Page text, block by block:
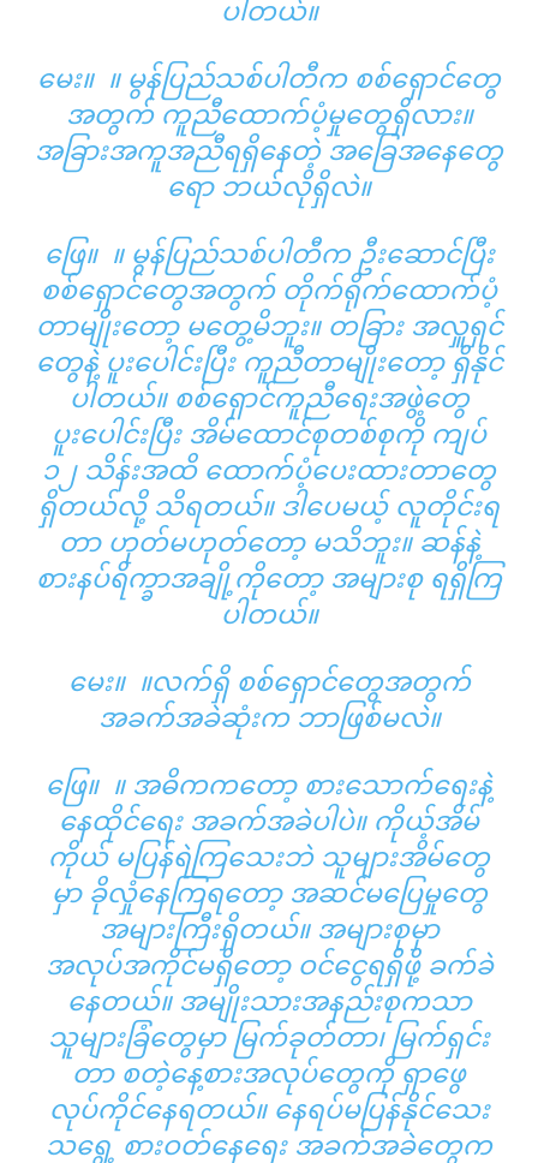
ပါတယ်။
မေး။ ။ မွန်ပြည်သစ်ပါတီက စစ်ရှောင်တွေ
အတွက် ကူညီထောက်ပံ့မှုတွေရှိလား။
အခြားအကူအညီရရှိနေတဲ့ အခြေအနေတွေ
ရော ဘယ်လိုရှိလဲ။
ဖြေ။ ။ မွန်ပြည်သစ်ပါတီက ဦးဆောင်ပြီး
စစ်ရှောင်တွေအတွက် တိုက်ရိုက်ထောက်ပံ့
တာမျိုးတော့ မတွေ့မိဘူး။ တခြား အလှူရှင်
တွေနဲ့ ပူးပေါင်းပြီး ကူညီတာမျိုးတော့ ရှိနိုင်
ပါတယ်။ စစ်ရှောင်ကူညီရေးအဖွဲ့တွေ
ပူးပေါင်းပြီး အိမ်ထောင်စုတစ်စုကို ကျပ်
၁၂ သိန်းအထိ ထောက်ပံ့ပေးထားတာတွေ
ရှိတယ်လို့ သိရတယ်။ ဒါပေမယ့် လူတိုင်းရ
တာ ဟုတ်မဟုတ်တော့ မသိဘူး။ ဆန်နဲ့
စားနပ်ရိက္ခာအချို့ကိုတော့ အများစု ရရှိကြ
ပါတယ်။
မေး။ ။လက်ရှိ စစ်ရှောင်တွေအတွက်
အခက်အခဲဆုံးက ဘာဖြစ်မလဲ။
ဖြေ။ ။ အဓိကကတော့ စားသောက်ရေးနဲ့
နေထိုင်ရေး အခက်အခဲပါပဲ။ ကိုယ့်အိမ်
ကိုယ် မပြန်ရဲကြသေးဘဲ သူများအိမ်တွေ
မှာ ခိုလှုံနေကြရတော့ အဆင်မပြေမှုတွေ
အများကြီးရှိတယ်။ အများစုမှာ
အလုပ်အကိုင်မရှိတော့ ဝင်ငွေရရှိဖို့ ခက်ခဲ
နေတယ်။ အမျိုးသားအနည်းစုကသာ
သူများခြံတွေမှာ မြက်ခုတ်တာ၊ မြက်ရှင်း
တာ စတဲ့နေ့စားအလုပ်တွေကို ရှာဖွေ
လုပ်ကိုင်နေရတယ်။ နေရပ်မပြန်နိုင်သေး
သရွေ့ စားဝတ်နေရေး အခက်အခဲတွေက